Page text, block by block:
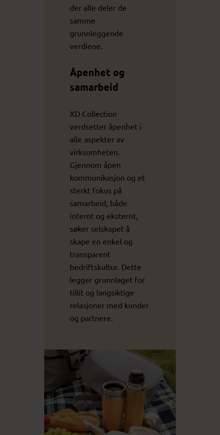
der alle deler de
samme
grunnleggende
verdiene.
Åpenhet og
samarbeid
XD Collection
verdsetter åpenhet i
alle aspekter av
virksomheten.
Gjennom åpen
kommunikasjon og et
sterkt fokus på
samarbeid, både
internt og eksternt,
søker selskapet å
skape en enkel og
transparent
bedriftskultur. Dette
legger grunnlaget for
tillit og langsiktige
relasjoner med kunder
og partnere.